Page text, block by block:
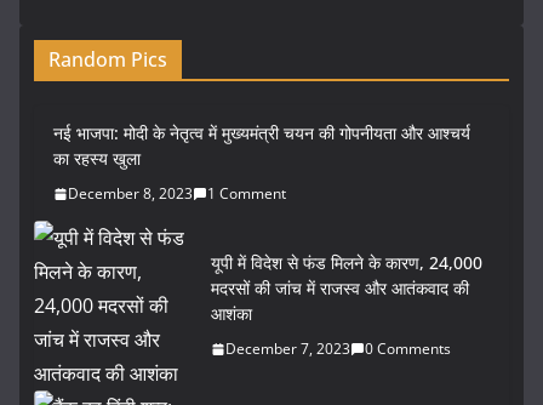
Random Pics
नई भाजपा: मोदी के नेतृत्व में मुख्यमंत्री चयन की गोपनीयता और आश्चर्य
का रहस्य खुला
December 8, 2023 1 Comment
यूपी में विदेश से फंड मिलने के कारण, 24,000
मदरसों की जांच में राजस्व और आतंकवाद की
आशंका
December 7, 2023 0 Comments